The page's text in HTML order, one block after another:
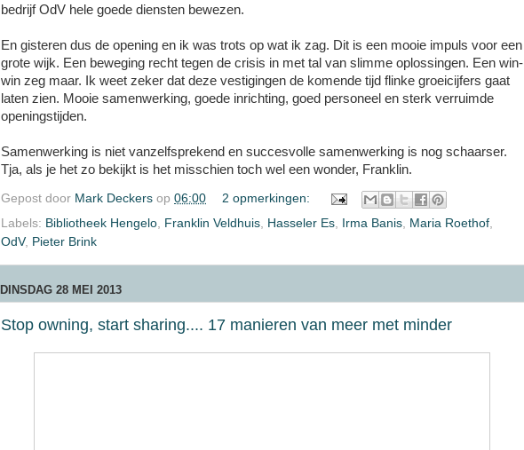
bedrijf OdV hele goede diensten bewezen.
En gisteren dus de opening en ik was trots op wat ik zag. Dit is een mooie impuls voor een
grote wijk. Een beweging recht tegen de crisis in met tal van slimme oplossingen. Een win-
win zeg maar. Ik weet zeker dat deze vestigingen de komende tijd flinke groeicijfers gaat
laten zien. Mooie samenwerking, goede inrichting, goed personeel en sterk verruimde
openingstijden.
Samenwerking is niet vanzelfsprekend en succesvolle samenwerking is nog schaarser.
Tja, als je het zo bekijkt is het misschien toch wel een wonder, Franklin.
Gepost door Mark Deckers op 06:00
2 opmerkingen:
Labels: Bibliotheek Hengelo Franklin Veldhuis Hasseler Es Irma Banis Maria Roethof
OdV, Pieter Brink
DINSDAG 28 MEI 2013
Stop owning, start sharing.... 17 manieren van meer met minder